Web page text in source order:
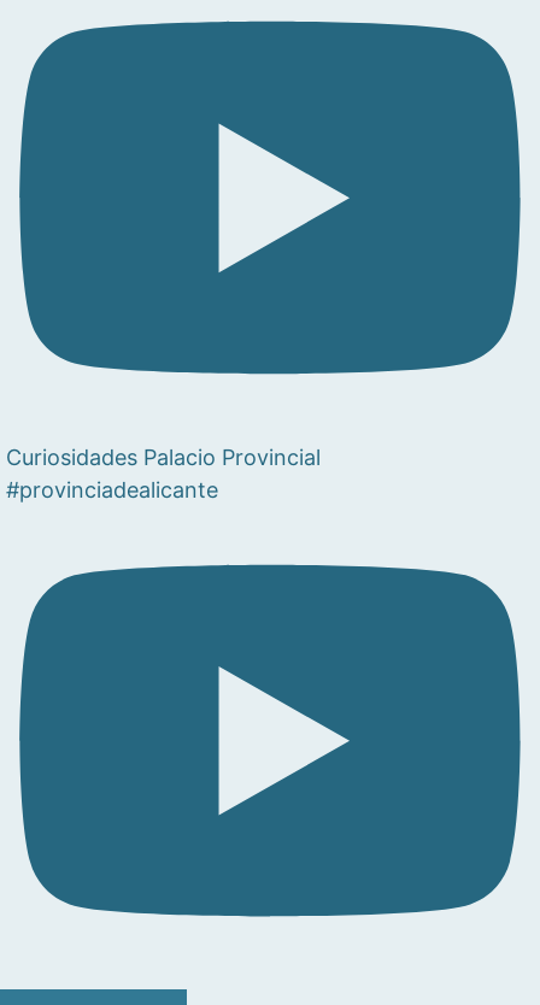
Curiosidades Palacio Provincial
#provinciadealicante